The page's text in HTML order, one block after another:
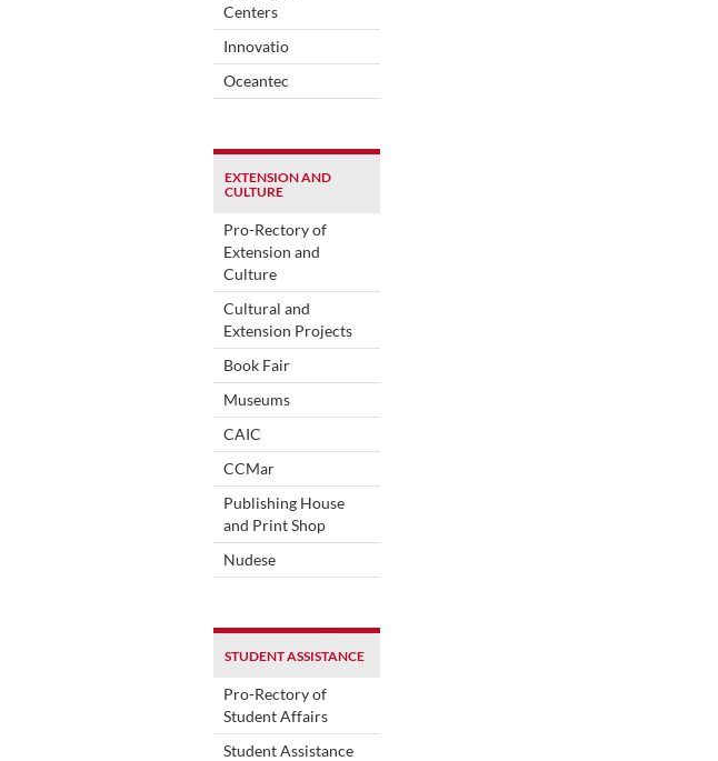
Centers
Innovatio
Oceantec
EXTENSION AND
CULTURE
Pro-Rectory of
Extension and
Culture
Cultural and
Extension Projects
Book Fair
Museums
CAIC
CCMar
Publishing House
and Print Shop
Nudese
STUDENT ASSISTANCE
Pro-Rectory of
Student Affairs
Student Assistance